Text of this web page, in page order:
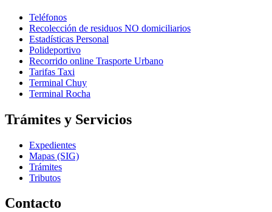
Teléfonos
Recolección de residuos NO domiciliarios
Estadísticas Personal
Polideportivo
Recorrido online Trasporte Urbano
Tarifas Taxi
Terminal Chuy
Terminal Rocha
Trámites y Servicios
Expedientes
Mapas (SIG)
Trámites
Tributos
Contacto